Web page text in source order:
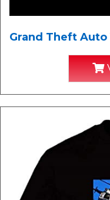
Grand Theft